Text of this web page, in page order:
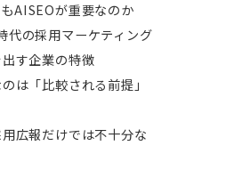
AISEOが重要なのか
の採用マーケティング
す企業の特徴
は「比較される前提」
広報だけでは不十分な